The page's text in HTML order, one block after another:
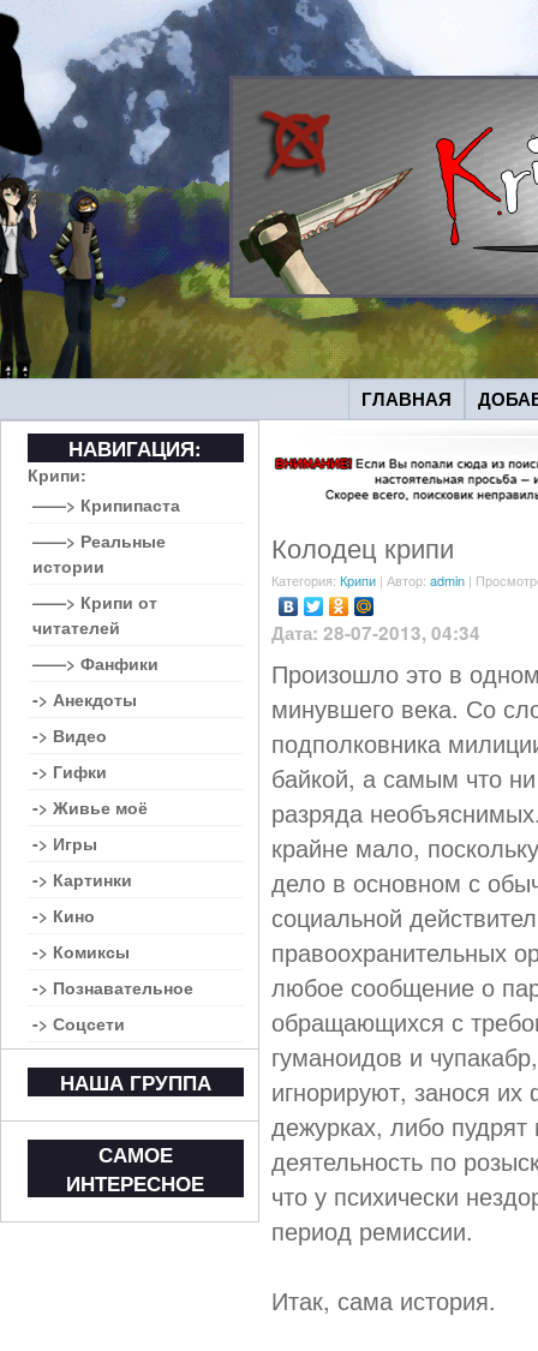
ГЛАВНАЯ
Колодец крипи
Категория: Крипи | Автор: admin |
Дата: 28-07-2013, 04:34
Произошло это в
минувшего века. Со
подполковника
байкой, а самым что
разряда
крайне мало,
дело в основном с
социальной
правоохранительных
любое сообщение о
обращающихся с
гуманоидов и
игнорируют, занося
дежурках, либо
деятельность по
что у психически
период ремиссии.
Итак, сама история.
НАВИГАЦИЯ:
Крипи:
——> Крипипаста
——> Реальные
истории
——> Крипи от
читателей
——> Фанфики
-> Анекдоты
-> Видео
-> Гифки
-> Живье моё
-> Игры
-> Картинки
-> Кино
-> Комиксы
-> Познавательное
-> Соцсети
НАША ГРУППА
САМОЕ
ИНТЕРЕСНОЕ